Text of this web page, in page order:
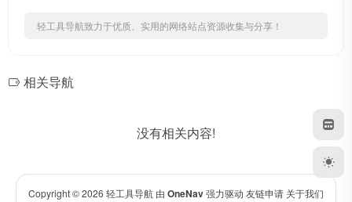
轻工具导航致力于优质、实用的网络站点资源收集与分享！
相关导航
没有相关内容!
Copyright © 2026 轻工具导航 由 OneNav强力驱动 友链申请 关于我们